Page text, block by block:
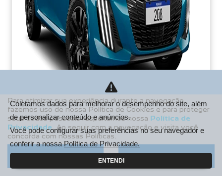
De: R$ 106.990,00
R$ 85.213,38
Para otimizar sua experiência durante a navegação,
fazemos uso de nossa Política de Cookies e para proteger
seus dados pessoais respeitamos nossa Política de
Privacidade . Ao seguir com a navegação e visita você
concorda com nossas Políticas.
Aceitar Recusar
Coletamos dados para melhorar o desempenho do site, além
de personalizar conteúdo e anúncios.
Você pode configurar suas preferências no seu navegador e
conferir a nossaPolítica de Privacidade.
ENTENDI